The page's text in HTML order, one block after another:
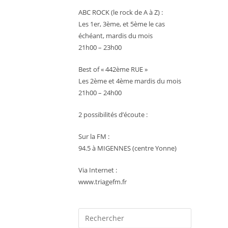
ABC ROCK (le rock de A à Z) :
Les 1er, 3ème, et 5ème le cas
échéant, mardis du mois
21h00 – 23h00
Best of « 442ème RUE »
Les 2ème et 4ème mardis du mois
21h00 – 24h00
2 possibilités d’écoute :
Sur la FM :
94.5 à MIGENNES (centre Yonne)
Via Internet :
www.triagefm.fr